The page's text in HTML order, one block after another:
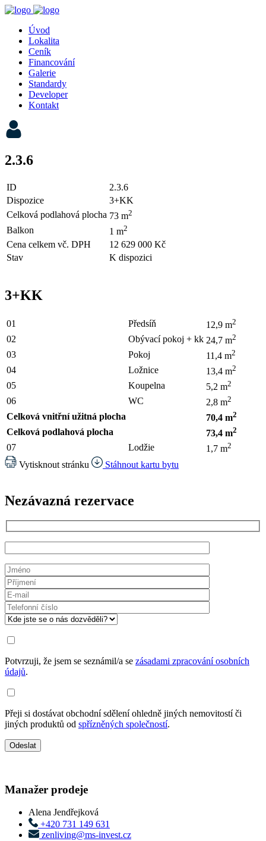
Úvod
Lokalita
Ceník
Financování
Galerie
Standardy
Developer
Kontakt
2.3.6
ID
2.3.6
Dispozice
3+KK
Celková podlahová plocha 73 m2
Balkon 1 m2
Cena celkem vč. DPH
12 629 000 Kč
Stav
K dispozici
3+KK
01 Předsíň 12,9 m2
02 Obývací pokoj + kk 24,7 m2
03 Pokoj 11,4 m2
04 Ložnice 13,4 m2
05 Koupelna 5,2 m2
06 WC 2,8 m2
Celková vnitřní užitná plocha 70,4 m2
Celková podlahová plocha 73,4 m2
07 Lodžie 1,7 m2
Vytisknout stránku Stáhnout kartu bytu
Nezávazná rezervace
Potvrzuji, že jsem se seznámil/a se zásadami zpracování osobních
údajů.
Přeji si dostávat obchodní sdělení ohledně jiných nemovitostí či
jiných produktů od spřízněných společností.
Manažer prodeje
Alena Jendřejková
+420 731 149 631
zenliving@ms-invest.cz